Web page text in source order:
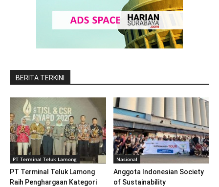
BERITA TERKINI
PT Terminal Teluk Lamong
PT Terminal Teluk Lamong
Raih Penghargaan Kategori
Nasional
Anggota Indonesian Society
of Sustainability